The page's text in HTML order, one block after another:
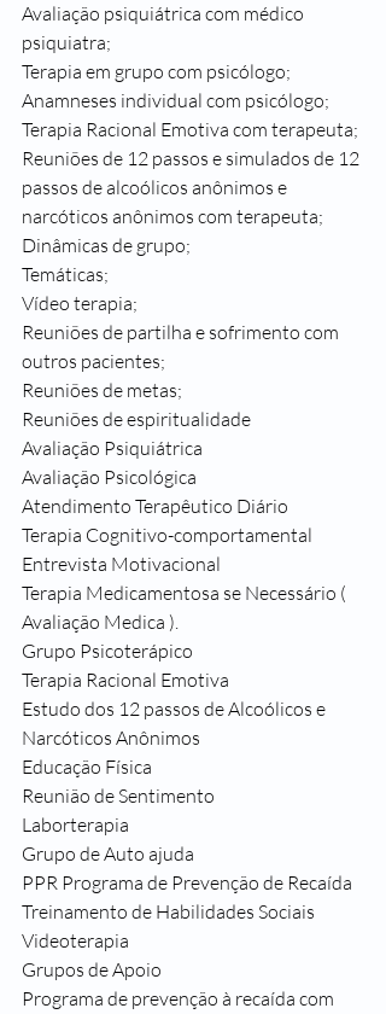
Avaliação psiquiátrica com médico
psiquiatra;
Terapia em grupo com psicólogo;
Anamneses individual com psicólogo;
Terapia Racional Emotiva com terapeuta;
Reuniões de 12 passos e simulados de 12
passos de alcoólicos anônimos e
narcóticos anônimos com terapeuta;
Dinâmicas de grupo;
Temáticas;
Vídeo terapia;
Reuniões de partilha e sofrimento com
outros pacientes;
Reuniões de metas;
Reuniões de espiritualidade
Avaliação Psiquiátrica
Avaliação Psicológica
Atendimento Terapêutico Diário
Terapia Cognitivo-comportamental
Entrevista Motivacional
Terapia Medicamentosa se Necessário (
Avaliação Medica ).
Grupo Psicoterápico
Terapia Racional Emotiva
Estudo dos 12 passos de Alcoólicos e
Narcóticos Anônimos
Educação Física
Reunião de Sentimento
Laborterapia
Grupo de Auto ajuda
PPR Programa de Prevenção de Recaída
Treinamento de Habilidades Sociais
Videoterapia
Grupos de Apoio
Programa de prevenção à recaída com